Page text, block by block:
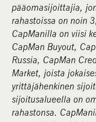
pääomasijoittajia,
rahastoissa on noin
CapManilla on viisi
CapMan Buyout,
Russia, CapMan
Market, joista
yrittäjähenkinen
sijoitusalueella on
rahastonsa.